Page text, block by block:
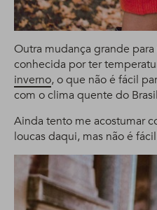
Outra mudança grande
conhecida por ter
inverno, o que não é fácil
com o clima quente do
Ainda tento me acostumar
loucas daqui, mas não é